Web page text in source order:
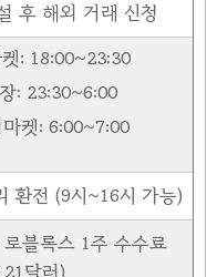
후 해외 거래 신청
: 18:00~23:30
: 23:30~6:00
켓: 6:00~7:00
환전 (9시~16시 가능)
블록스 1주 수수료
달러)